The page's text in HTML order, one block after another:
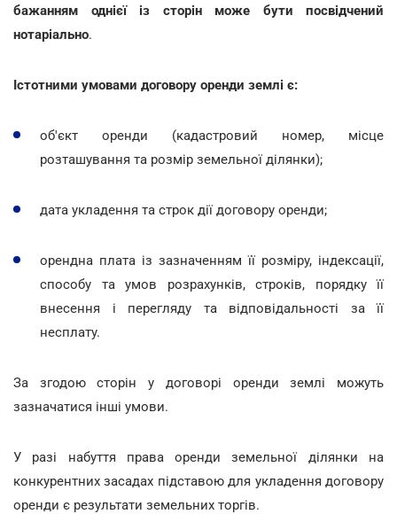
бажанням однієї із сторін може бути посвідчений
нотаріально.
Істотними умовами договору оренди землі є:
об'єкт оренди (кадастровий номер, місце
розташування та розмір земельної ділянки);
дата укладення та строк дії договору оренди;
орендна плата із зазначенням її розміру, індексації,
способу та умов розрахунків, строків, порядку її
внесення і перегляду та відповідальності за її
несплату.
За згодою сторін у договорі оренди землі можуть
зазначатися інші умови.
У разі набуття права оренди земельної ділянки на
конкурентних засадах підставою для укладення договору
оренди є результати земельних торгів.